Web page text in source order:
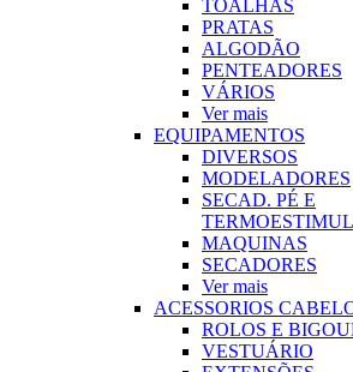
TOALHAS
PRATAS
ALGODÃO
PENTEADORES
VÁRIOS
Ver mais
EQUIPAMENTOS
DIVERSOS
MODELADORES
SECAD. PÉ E
MAQUINAS
SECADORES
Ver mais
ACESSORIOS
ROLOS E
VESTUÁRIO